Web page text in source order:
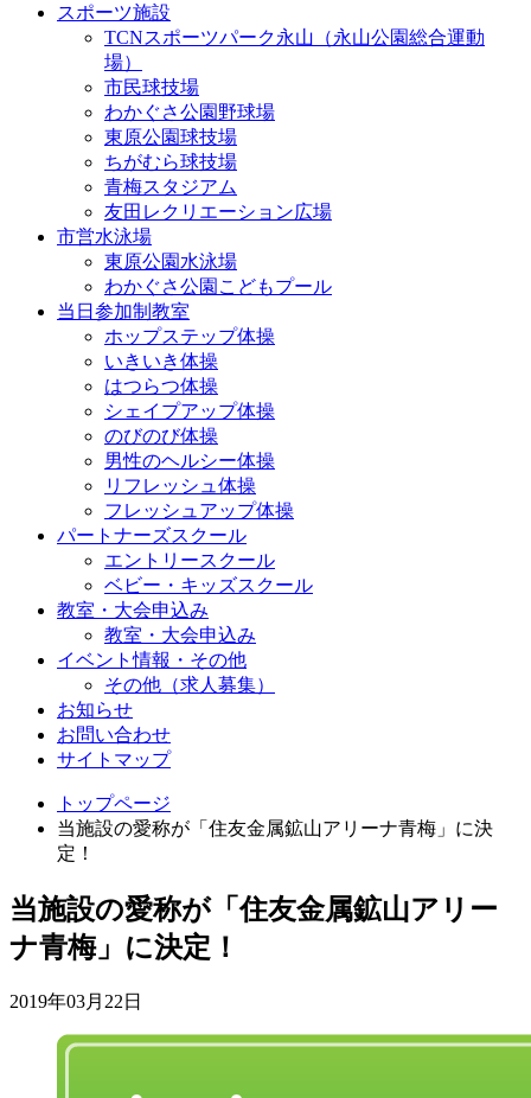
スポーツ施設
TCNスポーツパーク永山（永山公園総合運動
場）
市民球技場
わかぐさ公園野球場
東原公園球技場
ちがむら球技場
青梅スタジアム
友田レクリエーション広場
市営水泳場
東原公園水泳場
わかぐさ公園こどもプール
当日参加制教室
ホップステップ体操
いきいき体操
はつらつ体操
シェイプアップ体操
のびのび体操
男性のヘルシー体操
リフレッシュ体操
フレッシュアップ体操
パートナーズスクール
エントリースクール
ベビー・キッズスクール
教室・大会申込み
教室・大会申込み
イベント情報・その他
その他（求人募集）
お知らせ
お問い合わせ
サイトマップ
トップページ
当施設の愛称が「住友金属鉱山アリーナ青梅」に決
定！
当施設の愛称が「住友金属鉱山アリー
ナ青梅」に決定！
2019年03月22日